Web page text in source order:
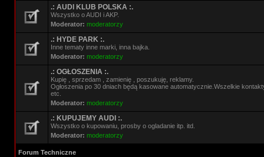
.: AUDI KLUB POLSKA :.
Wszystko o AUDI i AKP.
Moderator: moderatorzy
.: HYDE PARK :.
Inne tematy inne marki, inna bajka.
Moderator: moderatorzy
.: OGŁOSZENIA :.
Kupię , sprzedam , zamienię , poszukuję, reklamy.
Ogłoszenia po 30 dniach będą kasowane automatycznie.Wszelkie
etc.
Moderator: moderatorzy
.: KUPUJEMY AUDI :.
Wszystko o kupowaniu, prosby o ogladanie itp. itd.
Moderator: moderatorzy
Forum Techniczne